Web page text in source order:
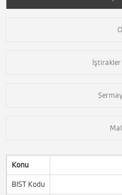
İştirakler
Konu
BIST Kodu